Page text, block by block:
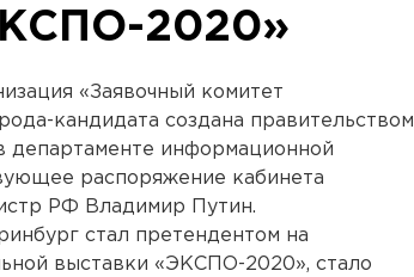
2020»
«Заявочный комитет
кандидата создана правительством
департаменте информационной
распоряжение кабинета
РФ Владимир Путин.
стал претендентом на
выставки «ЭКСПО-2020», стало